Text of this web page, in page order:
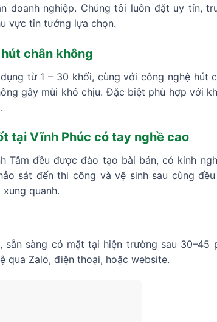
doanh nghiệp. Chúng tôi luôn đặt uy tín,
vực tin tưởng lựa chọn.
chân không
từ 1 – 30 khối, cùng với công nghệ hút
gây mùi khó chịu. Đặc biệt phù hợp với
tại Vĩnh Phúc có tay nghề cao
Tâm đều được đào tạo bài bản, có kinh
sát đến thi công và vệ sinh sau cùng
quanh.
sàng có mặt tại hiện trường sau 30–45
qua Zalo, điện thoại, hoặc website.